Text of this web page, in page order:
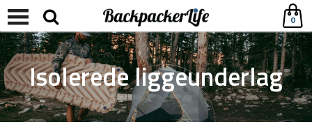
0
Isolerede liggeunderlag